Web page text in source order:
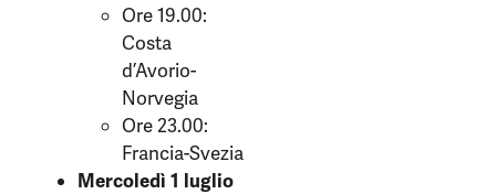
Ore 19.00:
Costa
d’Avorio-
Norvegia
Ore 23.00:
Francia-Svezia
Mercoledì 1 luglio